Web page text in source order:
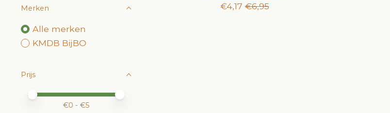
Merken
Alle merken
KMDB BijBO
Prijs
Minimale prijswaarde
Price maximum value
€0 - €5
€4,17 €6,95